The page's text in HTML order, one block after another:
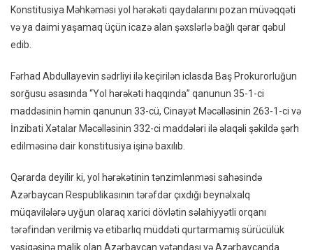
Konstitusiya Məhkəməsi yol hərəkəti qaydalarını pozan müvəqqəti
və ya daimi yaşamaq üçün icazə alan şəxslərlə bağlı qərar qəbul
edib.
Fərhad Abdullayevin sədrliyi ilə keçirilən iclasda Baş Prokurorluğun
sorğusu əsasında “Yol hərəkəti haqqında” qanunun 35-1-ci
maddəsinin həmin qanunun 33-cü, Cinayət Məcəlləsinin 263-1-ci və
İnzibati Xətalar Məcəlləsinin 332-ci maddələri ilə əlaqəli şəkildə şərh
edilməsinə dair konstitusiya işinə baxılıb.
Qərarda deyilir ki, yol hərəkətinin tənzimlənməsi sahəsində
Azərbaycan Respublikasının tərəfdar çıxdığı beynəlxalq
müqavilələrə uyğun olaraq xarici dövlətin səlahiyyətli orqanı
tərəfindən verilmiş və etibarlıq müddəti qurtarmamış sürücülük
vəsiqəsinə malik olan Azərbaycan vətəndaşı və Azərbaycanda